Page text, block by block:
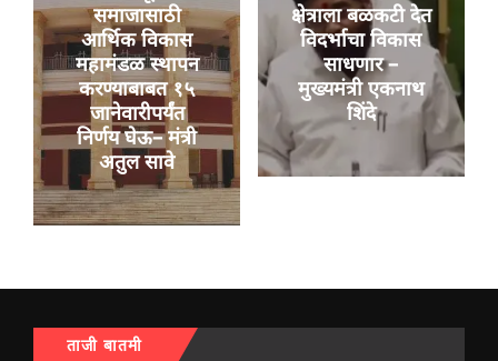
समाजासाठी
आर्थिक विकास
महामंडळ स्थापन
करण्याबाबत १५
जानेवारीपर्यंत
निर्णय घेऊ– मंत्री
अतुल सावे
क्षेत्राला बळकटी देत
विदर्भाचा विकास
साधणार –
मुख्यमंत्री एकनाथ
शिंदे
ताजी बातमी